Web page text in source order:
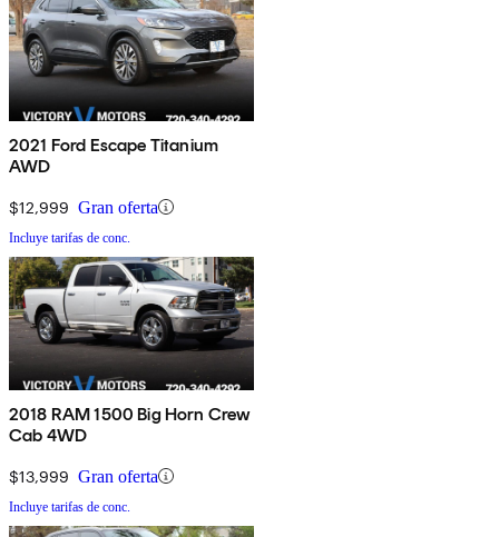
2021 Ford Escape Titanium
AWD
$12,999 Gran oferta
Incluye tarifas de conc.
2018 RAM 1500 Big Horn Crew
Cab 4WD
$13,999 Gran oferta
Incluye tarifas de conc.